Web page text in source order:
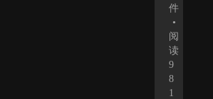
件
•
阅
读
9
8
1